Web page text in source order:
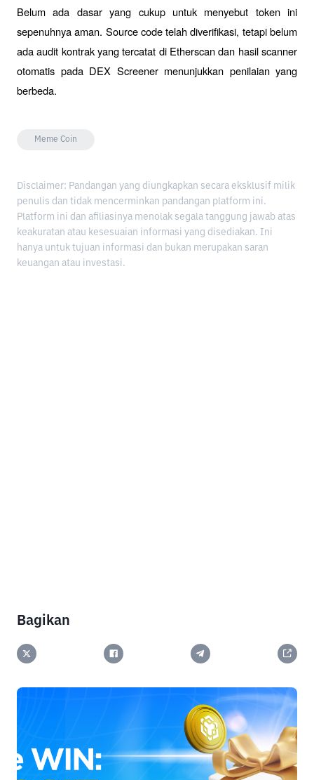
Belum ada dasar yang cukup untuk menyebut token ini
sepenuhnya aman. Source code telah diverifikasi, tetapi belum
ada audit kontrak yang tercatat di Etherscan dan hasil scanner
otomatis pada DEX Screener menunjukkan penilaian yang
berbeda.
Meme Coin
Disclaimer: Pandangan yang diungkapkan secara eksklusif milik
penulis dan tidak mencerminkan pandangan platform ini.
Platform ini dan afiliasinya menolak segala tanggung jawab atas
keakuratan atau kesesuaian informasi yang disediakan. Ini
hanya untuk tujuan informasi dan bukan merupakan saran
keuangan atau investasi.
Bagikan